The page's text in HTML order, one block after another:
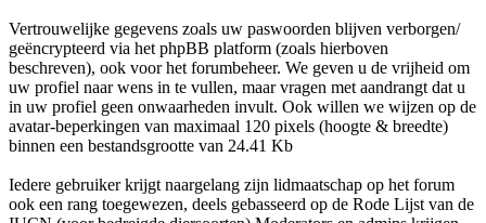
Vertrouwelijke gegevens zoals uw paswoorden blijven verborgen/
geëncrypteerd via het phpBB platform (zoals hierboven
beschreven), ook voor het forumbeheer. We geven u de vrijheid om
uw profiel naar wens in te vullen, maar vragen met aandrangt dat u
in uw profiel geen onwaarheden invult. Ook willen we wijzen op de
avatar-beperkingen van maximaal 120 pixels (hoogte & breedte)
binnen een bestandsgrootte van 24.41 Kb
Iedere gebruiker krijgt naargelang zijn lidmaatschap op het forum
ook een rang toegewezen, deels gebasseerd op de Rode Lijst van de